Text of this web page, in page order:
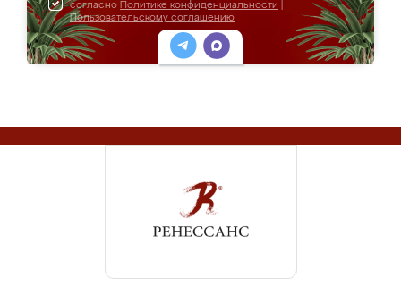
согласно Политике конфиденциальности
Пользовательскому соглашению